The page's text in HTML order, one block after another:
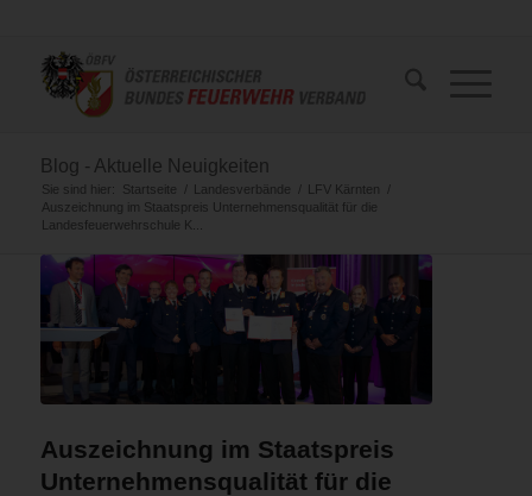
Blog - Aktuelle Neuigkeiten
Sie sind hier: Startseite / Landesverbände / LFV Kärnten
/
Auszeichnung im Staatspreis Unternehmensqualität für die
Landesfeuerwehrschule K...
Auszeichnung im Staatspreis
Unternehmensqualität für die